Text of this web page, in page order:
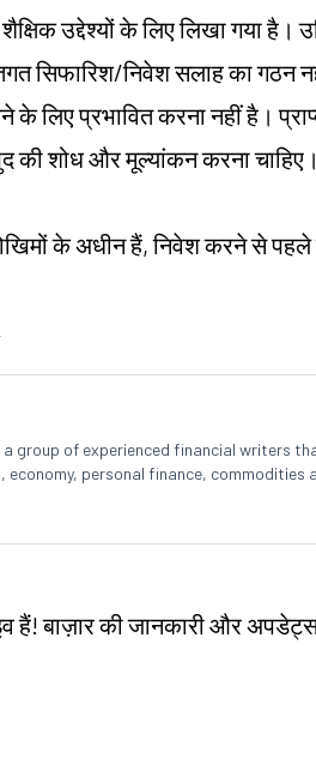
उद्देश्यों के लिए लिखा गया है।
सिफारिश/निवेश सलाह का गठन
के लिए प्रभावित करना नहीं है।
की शोध और मूल्यांकन करना चाहिए।
के अधीन हैं, निवेश करने से
a group of experienced financial writers
economy, personal finance, commodities
हैं! बाज़ार की जानकारी और